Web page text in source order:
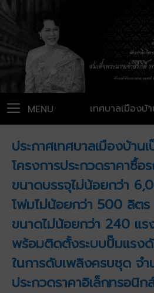
เทศบาลเมืองบ้
MENU
ประกาศเทศบาลเมืองบ้าน
โครงการประกวดราคาซื้
ขนาดบรรจุไม่น้อยกว่า
โฟมไม่น้อยกว่า 500 ลิตร
ขนาดไม่น้อยกว่า 240 แ
พร้อมติดตั้งระบบปั๊มแรง
ในการดับเพลิงครบชุด จ
ประกวดราคาอิเล็กทรอนิ